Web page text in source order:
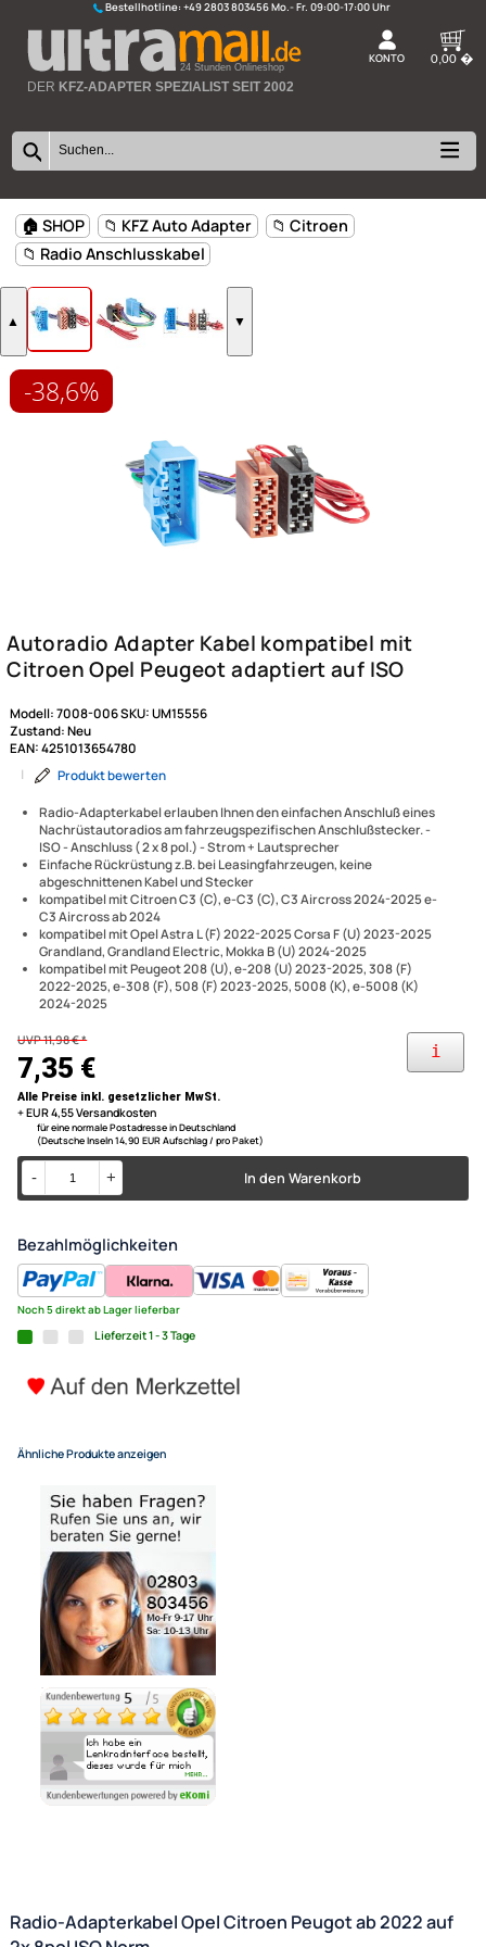
Bestellhotline:+49 2803 803456
24 Stunden Onlineshop
🏠 SHOP 📁 KFZ Auto Adapter
📁 Radio Anschlusskabel
▲
-38,6%
Autoradio Adapter Kabel
Citroen Opel Peugeot
Radio-Adapterkabel erlauben Ihnen den einfachen Anschluß eines
Nachrüstautoradios am fahrzeugspezifischen Anschlußstecker. -
ISO - Anschluss ( 2 x 8 pol.) - Strom + Lautsprecher
Einfache Rückrüstung z.B. bei Leasingfahrzeugen, keine
abgeschnittenen Kabel und Stecker
kompatibel mit Citroen C3 (C), e-C3 (C), C3 Aircross 2024-2025 e-
kompatibel mit Opel Astra L (F) 2022-2025 Corsa F (U) 2023-2025
Grandland, Grandland Electric, Mokka B (U) 2024-2025
kompatibel mit Peugeot 208 (U), e-208 (U) 2023-2025, 308 (F)
2022-2025, e-308 (F), 508 (F) 2023-2025, 5008 (K), e-5008 (K)
2024-2025
Zustand:Neu
EAN:4251013654780
|
Produkt bewerten
UVP 11,98 € *
7,35 €
+ EUR 4,55 Versandkosten
für eine normale Postadresse in Deutschland
- +
Bezahlmöglichkeiten
Noch 5 direkt ab Lager lieferbar
Lieferzeit 1 - 3 Tage
Ähnliche Produkte anzeigen